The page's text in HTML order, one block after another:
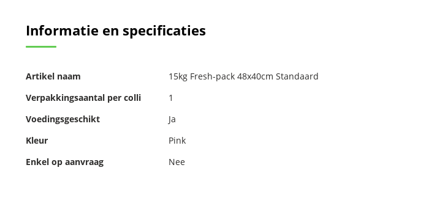
het
begin
van
afbeeldingen-
Informatie en specificaties
Meer
Artikel naam
15kg Fresh-pack 48x40cm Standaard
Verpakkingsaantal per colli
1
Voedingsgeschikt
Ja
Kleur
Pink
Enkel op aanvraag
Nee